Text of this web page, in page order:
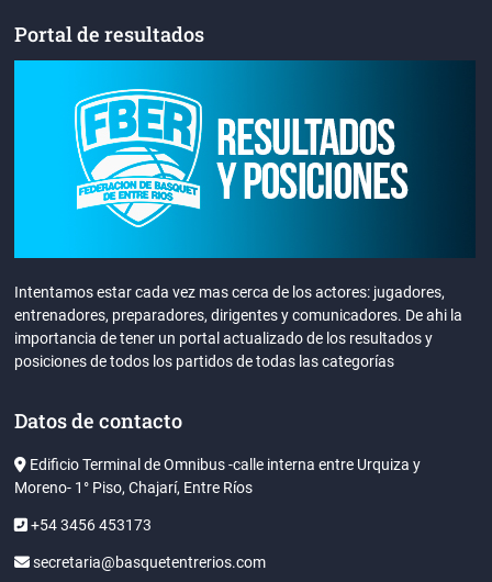
Portal de resultados
Intentamos estar cada vez mas cerca de los actores: jugadores,
entrenadores, preparadores, dirigentes y comunicadores. De ahi la
importancia de tener un portal actualizado de los resultados y
posiciones de todos los partidos de todas las categorías
Datos de contacto
Edificio Terminal de Omnibus -calle interna entre Urquiza y
Moreno- 1° Piso, Chajarí, Entre Ríos
+54 3456 453173
secretaria@basquetentrerios.com